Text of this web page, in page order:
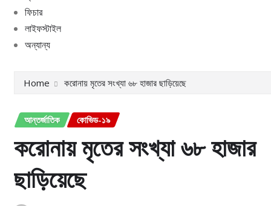
ফিচার
লাইফস্টাইল
অন্যান্য
Home করোনায় মৃতের সংখ্যা ৬৮ হাজার ছাড়িয়েছে
আন্তর্জাতিক কোভিড-১৯
করোনায় মৃতের সংখ্যা ৬৮ হাজার
ছাড়িয়েছে